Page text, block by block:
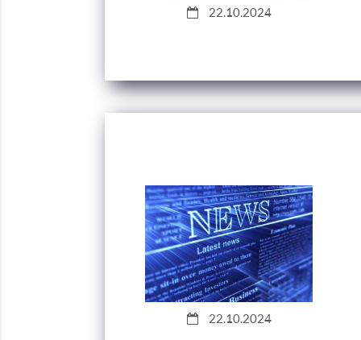
22.10.2024
22.10.2024